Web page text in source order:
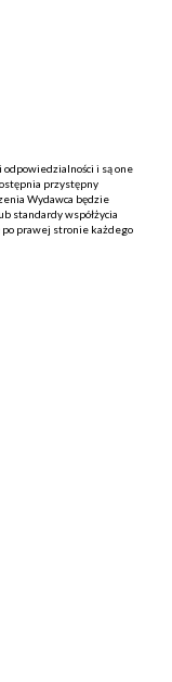
i są one
przystępny
Wydawca będzie
standardy współżycia
po prawej stronie każdego